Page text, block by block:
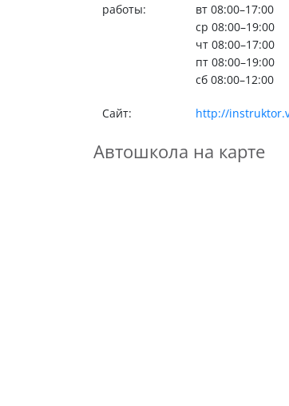
работы:
вт 08:00–17:00
ср 08:00–19:00
чт 08:00–17:00
пт 08:00–19:00
сб 08:00–12:00
Сайт: http://
Автошкола на карте